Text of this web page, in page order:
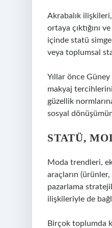
Akrabalık
ortaya çıktığını
içinde statü
veya toplumsal
Yıllar önce
makyaj
güzellik
sosyal
STATÜ,
Moda trendleri,
araçların
pazarlama
ilişkileriyle de
Birçok toplumda